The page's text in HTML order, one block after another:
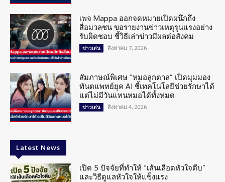
เพจ Mappa ออกจดหมายเปิดผนึกถึง
สื่อมวลชน ขอรายงานข่าวเหตุรุนแรงอย่าง
รับผิดชอบ ชี้วิธีเล่าข่าวมีผลต่อสังคม
ข่าวเด่น สิงหาคม 7, 2026
สัมภาษณ์พิเศษ “หมอลูกตาล” เปิดมุมมอง
ทันตแพทย์ยุค AI ชี้เทคโนโลยีช่วยรักษาได้
แต่ไม่มีวันแทนหมอได้ทั้งหมด
ข่าวเด่น สิงหาคม 4, 2026
Latest News
เปิด 5 ปัจจัยที่ทำให้ “เส้นเลือดหัวใจตีบ”
และวิธีดูแลหัวใจให้แข็งแรง